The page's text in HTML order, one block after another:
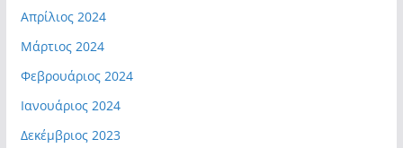
Απρίλιος 2024
Μάρτιος 2024
Φεβρουάριος 2024
Ιανουάριος 2024
Δεκέμβριος 2023